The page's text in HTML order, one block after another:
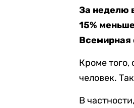
За неделю
15%
Всемирная
Кроме того,
человек.
В